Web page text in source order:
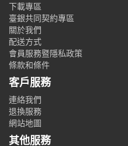
下載專區
臺銀共同契約專區
關於我們
配送方式
會員服務暨隱私政策
條款和條件
客戶服務
連絡我們
退換服務
網站地圖
其他服務